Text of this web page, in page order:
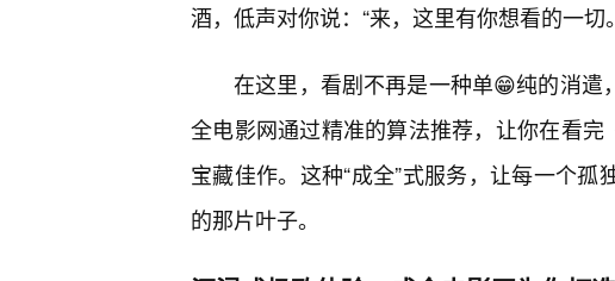
酒，低声对你说：“来，这里有你想看的一切
在这里，看剧不再是一种单😁纯的消
全电影网通过精准的算法推荐，让你在看
宝藏佳作。这种“成全”式服务，让每一个
的那片叶子。